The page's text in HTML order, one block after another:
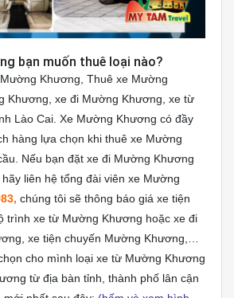
bạn muốn thuê loại nào?
Khương, Thuê xe Mường
Khương, xe đi Mường Khương, xe từ
Lào Cai. Xe Mường Khương có đầy
hàng lựa chọn khi thuê xe Mường
Nếu bạn đặt xe đi Mường Khương
liên hệ tổng đài viên xe Mường
chúng tôi sẽ thông báo giá xe tiện
trình xe từ Mường Khương hoặc xe đi
xe tiện chuyến Mường Khương,…
cho mình loại xe từ Mường Khương
từ địa bàn tỉnh, thành phố lân cận